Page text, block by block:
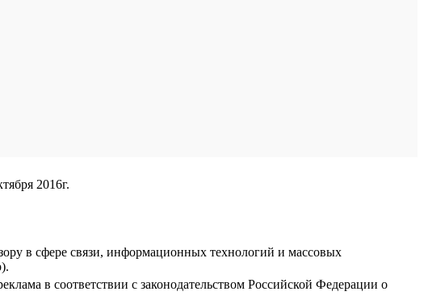
2016г.
в сфере связи, информационных технологий и массовых
в соответствии с законодательством Российской Федерации о